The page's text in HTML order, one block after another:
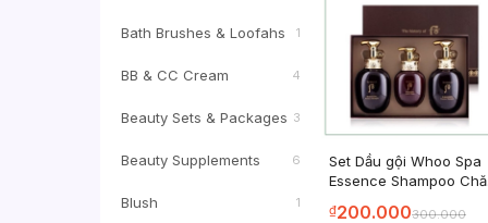
Bath Brushes & Loofahs 1
BB & CC Cream 4
Beauty Sets & Packages 3
Beauty Supplements 6
Blush 1
Set Dầu gội Whoo Spa
Essence Shampoo
Hư Tổn
₫200.000300.000